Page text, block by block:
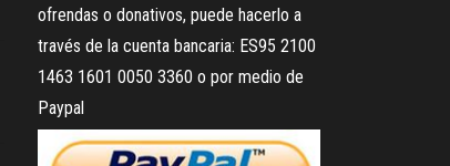
ofrendas o donativos, puede hacerlo a
través de la cuenta bancaria: ES95 2100
1463 1601 0050 3360 o por medio de
Paypal